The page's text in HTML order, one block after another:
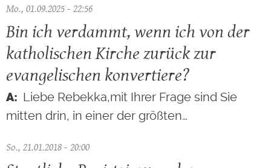
Mo., 01.09.2025 - 22:56
Bin ich verdammt, wenn ich von der
katholischen Kirche zurück zur
evangelischen konvertiere?
Liebe Rebekka,mit Ihrer Frage sind Sie
mitten drin, in einer der größten…
So., 21.01.2018 - 20:00